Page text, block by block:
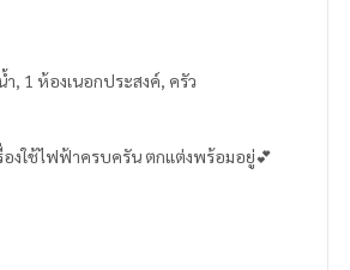
, 1 ห้องเนอกประสงค์, ครัว
องใช้ไฟฟ้าครบครัน ตกแต่งพร้อมอยู่💕